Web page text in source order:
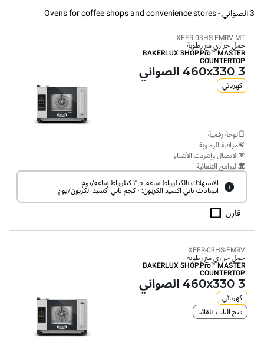
3 الصواني - Ovens for coffee shops and convenience stores
XEFR-03HS-EMRV-MT
حمل حراري مع رطوبة
BAKERLUX SHOP.Pro™ MASTER
COUNTERTOP
3 460x330 الصواني
كهربائي
لوحة رقمية
مراقبة الرطوبة
الاتصال وإنترنت الأشياء
البرامج التلقائية
الاستهلاك بالكيلوواط ساعة: ٣٫٥ كيلوواط ساعة/يوم
انبعاثات ثاني اكسيد الكربون: ٠ كجم ثاني أكسيد الكربون/يوم
قارن
XEFR-03HS-EMRV
حمل حراري مع رطوبة
BAKERLUX SHOP.Pro™ MASTER
COUNTERTOP
3 460x330 الصواني
كهربائي
فتح الباب تلقائيا